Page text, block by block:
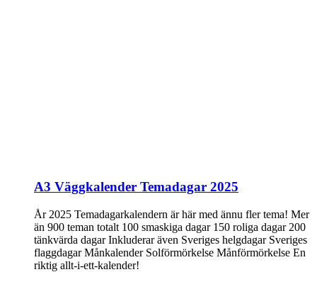
A3 Väggkalender Temadagar 2025
År 2025 Temadagarkalendern är här med ännu fler tema! Mer
än 900 teman totalt 100 smaskiga dagar 150 roliga dagar 200
tänkvärda dagar Inkluderar även Sveriges helgdagar Sveriges
flaggdagar Månkalender Solförmörkelse Månförmörkelse En
riktig allt-i-ett-kalender!